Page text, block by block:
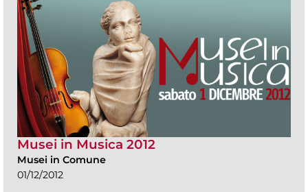
Musei in Musica 2012
Musei in Comune
01/12/2012